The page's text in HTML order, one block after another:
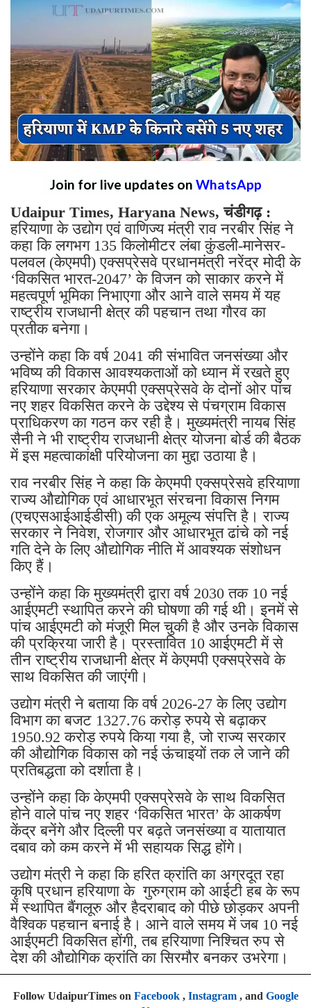
Join for live updates on WhatsApp
Udaipur Times, Haryana News, चंडीगढ़ :
हरियाणा के उद्योग एवं वाणिज्य मंत्री राव नरबीर सिंह ने
कहा कि लगभग 135 किलोमीटर लंबा कुंडली-मानेसर-
पलवल (केएमपी) एक्सप्रेसवे प्रधानमंत्री नरेंद्र मोदी के
‘विकसित भारत-2047’ के विजन को साकार करने में
महत्वपूर्ण भूमिका निभाएगा और आने वाले समय में यह
राष्ट्रीय राजधानी क्षेत्र की पहचान तथा गौरव का
प्रतीक बनेगा।
उन्होंने कहा कि वर्ष 2041 की संभावित जनसंख्या और
भविष्य की विकास आवश्यकताओं को ध्यान में रखते हुए
हरियाणा सरकार केएमपी एक्सप्रेसवे के दोनों ओर पांच
नए शहर विकसित करने के उद्देश्य से पंचग्राम विकास
प्राधिकरण का गठन कर रही है। मुख्यमंत्री नायब सिंह
सैनी ने भी राष्ट्रीय राजधानी क्षेत्र योजना बोर्ड की बैठक
में इस महत्वाकांक्षी परियोजना का मुद्दा उठाया है।
राव नरबीर सिंह ने कहा कि केएमपी एक्सप्रेसवे हरियाणा
राज्य औद्योगिक एवं आधारभूत संरचना विकास निगम
(एचएसआईआईडीसी) की एक अमूल्य संपत्ति है। राज्य
सरकार ने निवेश, रोजगार और आधारभूत ढांचे को नई
गति देने के लिए औद्योगिक नीति में आवश्यक संशोधन
किए हैं।
उन्होंने कहा कि मुख्यमंत्री द्वारा वर्ष 2030 तक 10 नई
आईएमटी स्थापित करने की घोषणा की गई थी। इनमें से
पांच आईएमटी को मंजूरी मिल चुकी है और उनके विकास
की प्रक्रिया जारी है। प्रस्तावित 10 आईएमटी में से
तीन राष्ट्रीय राजधानी क्षेत्र में केएमपी एक्सप्रेसवे के
साथ विकसित की जाएंगी।
उद्योग मंत्री ने बताया कि वर्ष 2026-27 के लिए उद्योग
विभाग का बजट 1327.76 करोड़ रुपये से बढ़ाकर
1950.92 करोड़ रुपये किया गया है, जो राज्य सरकार
की औद्योगिक विकास को नई ऊंचाइयों तक ले जाने की
प्रतिबद्धता को दर्शाता है।
उन्होंने कहा कि केएमपी एक्सप्रेसवे के साथ विकसित
होने वाले पांच नए शहर ‘विकसित भारत’ के आकर्षण
केंद्र बनेंगे और दिल्ली पर बढ़ते जनसंख्या व यातायात
दबाव को कम करने में भी सहायक सिद्ध होंगे।
उद्योग मंत्री ने कहा कि हरित क्रांति का अग्रदूत रहा
कृषि प्रधान हरियाणा के गुरुग्राम को आईटी हब के रूप
में स्थापित बैंगलूरु और हैदराबाद को पीछे छोड़कर अपनी
वैश्विक पहचान बनाई है। आने वाले समय में जब 10 नई
आईएमटी विकसित होंगी, तब हरियाणा निश्चित रुप से
देश की औद्योगिक क्रांति का सिरमौर बनकर उभरेगा।
Follow UdaipurTimes on Facebook, Instagram, and Google